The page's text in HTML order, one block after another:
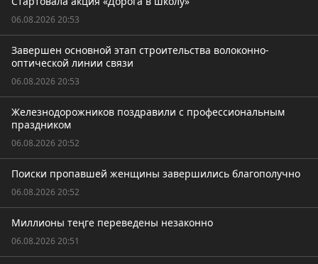
06.08.2026 20:53
Завершен основной этап строительства волоконно-
оптической линии связи
06.08.2026 20:53
Железнодорожников поздравили с профессиональным
праздником
06.08.2026 20:52
Поиски пропавшей женщины завершились благополучно
06.08.2026 20:52
Миллионы теңге переведены незаконно
06.08.2026 20:51